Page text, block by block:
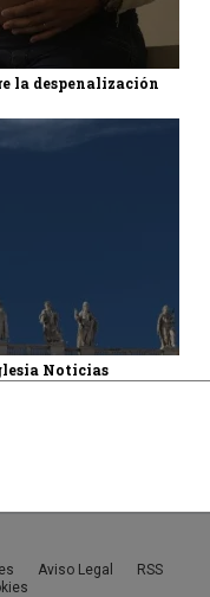
la despenalización
Noticias
Aviso Legal
RSS